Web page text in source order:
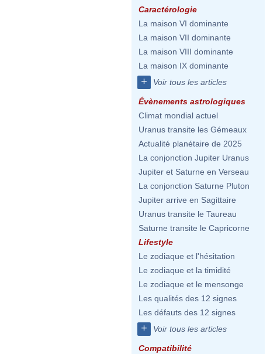
Caractérologie
La maison VI dominante
La maison VII dominante
La maison VIII dominante
La maison IX dominante
+ Voir tous les articles
Évènements astrologiques
Climat mondial actuel
Uranus transite les Gémeaux
Actualité planétaire de 2025
La conjonction Jupiter Uranus
Jupiter et Saturne en Verseau
La conjonction Saturne Pluton
Jupiter arrive en Sagittaire
Uranus transite le Taureau
Saturne transite le Capricorne
Lifestyle
Le zodiaque et l'hésitation
Le zodiaque et la timidité
Le zodiaque et le mensonge
Les qualités des 12 signes
Les défauts des 12 signes
+ Voir tous les articles
Compatibilité